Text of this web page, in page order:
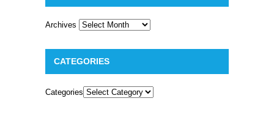
Archives
CATEGORIES
Categories